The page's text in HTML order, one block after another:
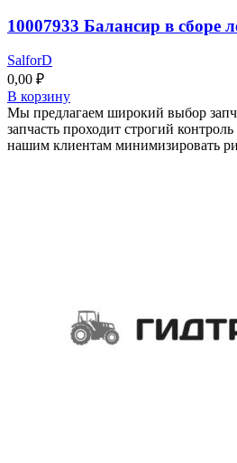
10007933 Балансир в сборе
SalforD
0,00 ₽
В корзину
Мы предлагаем широкий выбор
запчасть проходит строгий
нашим клиентам минимизировать